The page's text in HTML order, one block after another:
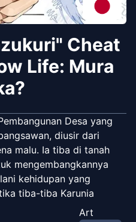
Cheat
Life: Mura
Desa yang
diusir dari
malu. Ia tiba di tanah
mengembangkannya
kehidupan yang
tiba-tiba Karunia
Art